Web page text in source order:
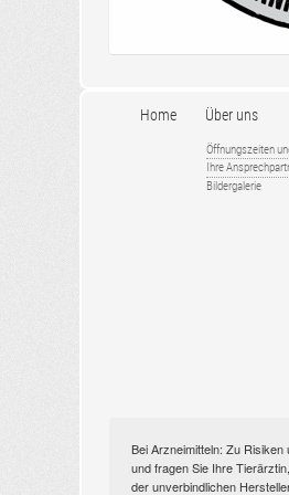
Home Über uns
Öffnungszeiten
Ihre
Bildergalerie
Bei Arzneimitteln: Zu
und fragen Sie Ihre
der unverbindlichen